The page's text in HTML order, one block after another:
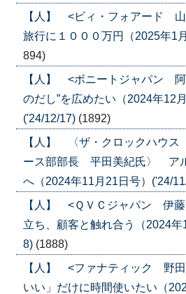
【人】 <ビィ・フォアード
旅行に１０００万円（2025年1
894)
【人】 <ボニートジャパン
のだし”を広めたい（2024年12
('24/12/17) (1892)
【人】 〈ザ・クロックハウ
ース部部長 平田美紀氏〉 ア
へ（2024年11月21日号）('24/
【人】 <ＱＶＣジャパン 伊
立ち、顧客と触れ合う（2024
8) (1888)
【人】 <ファナティック 野
いい」だけに時間使いたい（